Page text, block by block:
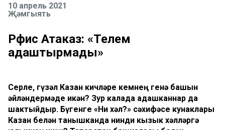
10 апрель 2021
Җәмгыять
Рәфис Атаказ: «Телем
адаштырмады»
Серле, гүзәл Казан кичләре кемнең генә башын
әйләндермәде икән? Зур калада адашканнар да
шактыйдыр. Бүгенге «Ни хәл?» сәхифәсе кунаклары
Казан белән танышканда нинди кызык хәлләргә